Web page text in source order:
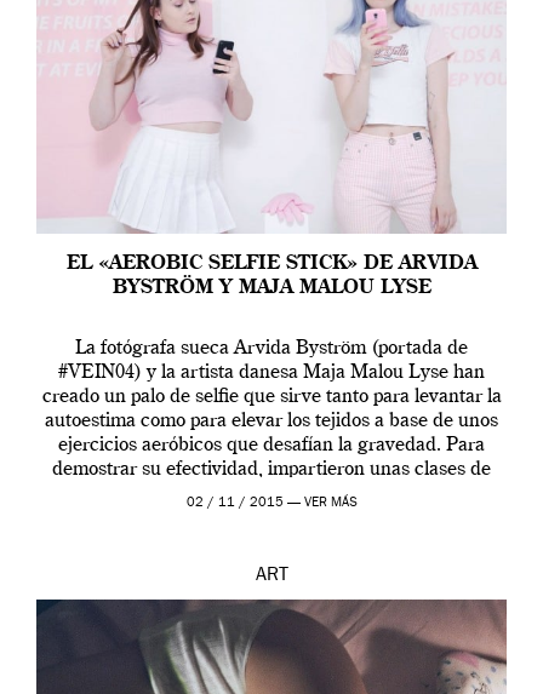
EL «AEROBIC SELFIE STICK» DE ARVIDA
BYSTRÖM Y MAJA MALOU LYSE
La fotógrafa sueca Arvida Byström (portada de
#VEIN04) y la artista danesa Maja Malou Lyse han
creado un palo de selfie que sirve tanto para levantar la
autoestima como para elevar los tejidos a base de unos
ejercicios aeróbicos que desafían la gravedad. Para
demostrar su efectividad, impartieron unas clases de
prueba en el Tate […]
02 / 11 / 2015 — VER MÁS
ART